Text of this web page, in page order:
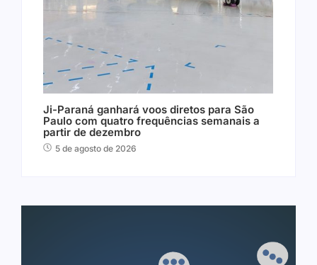
Ji-Paraná ganhará voos diretos para São
Paulo com quatro frequências semanais a
partir de dezembro
5 de agosto de 2026